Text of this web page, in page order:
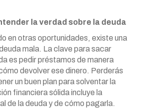
la verdad sobre la deuda
en otras oportunidades, existe una
mala. La clave para sacar
es pedir préstamos de manera
devolver ese dinero. Perderás
un buen plan para solventar la
financiera sólida incluye la
de la deuda y de cómo pagarla.